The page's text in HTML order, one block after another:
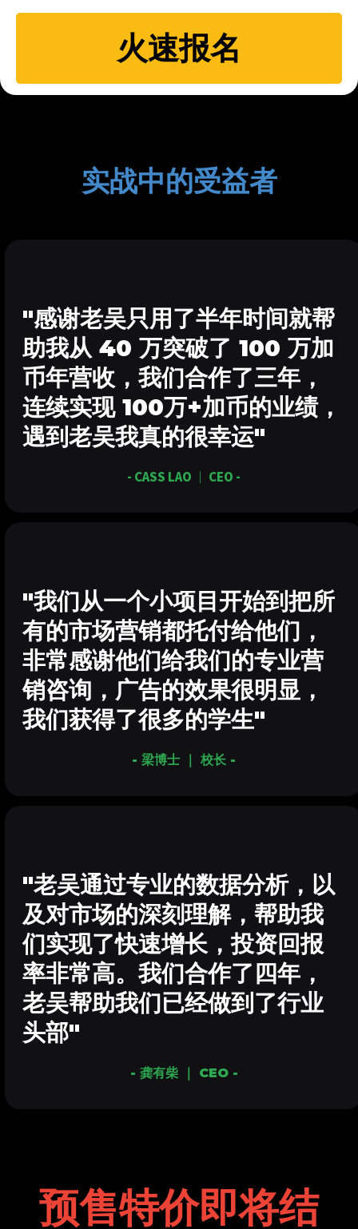
火速报名
实战中的受益者
"感谢老吴只用了半年时间就帮
助我从 40 万突破了 100 万加
币年营收，我们合作了三年，
连续实现 100万+加币的业绩，
遇到老吴我真的很幸运"
- CASS LAO ｜ CEO -
"我们从一个小项目开始到把所
有的市场营销都托付给他们，
非常感谢他们给我们的专业营
销咨询，广告的效果很明显，
我们获得了很多的学生"
- 梁博士 ｜ 校长 -
"老吴通过专业的数据分析，以
及对市场的深刻理解，帮助我
们实现了快速增长，投资回报
率非常高。我们合作了四年，
老吴帮助我们已经做到了行业
头部"
- 龚有柴 ｜ CEO -
预售特价即将结